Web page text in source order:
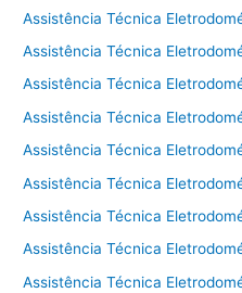
Assistência Técnica
Assistência Técnica
Assistência Técnica
Assistência Técnica
Assistência Técnica
Assistência Técnica
Assistência Técnica
Assistência Técnica
Assistência Técnica